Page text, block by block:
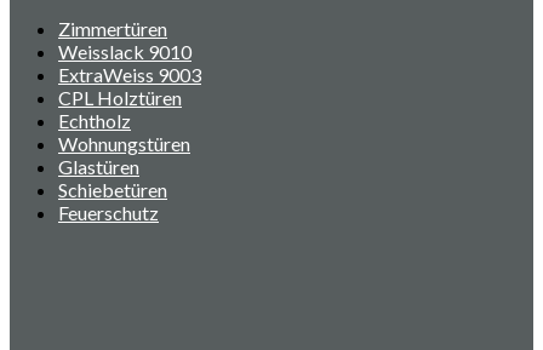
Zimmertüren
Weisslack 9010
ExtraWeiss 9003
CPL Holztüren
Echtholz
Wohnungstüren
Glastüren
Schiebetüren
Feuerschutz